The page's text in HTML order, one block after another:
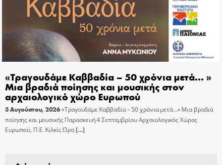
«Τραγουδάμε Καββαδία – 50 χρόνια μετά… »
Μια βραδιά ποίησης και μουσικής στον
αρχαιολογικό χώρο Ευρωπού
3 Αυγούστου, 2026«Τραγουδάμε Καββαδία – 50 χρόνια μετά…» Μια βραδιά
ποίησης και μουσικής Παρασκευή 4 Σεπτεμβρίου Αρχαιολογικός Χώρος
Ευρωπού, Π.Ε. Κιλκίς Ώρα[…]